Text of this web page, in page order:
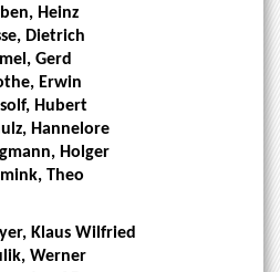
Heinz
Dietrich
Gerd
Erwin
Hubert
Hannelore
Holger
Theo
Klaus Wilfried
Werner